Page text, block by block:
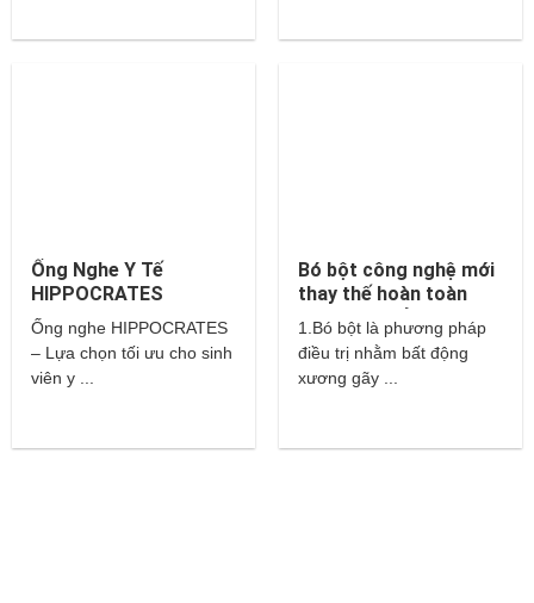
Ống Nghe Y Tế
HIPPOCRATES
Ống nghe HIPPOCRATES
– Lựa chọn tối ưu cho sinh
viên y ...
Bó bột công nghệ mới
thay thế hoàn toàn
cho bột thuỷ tinh và
thạch cao?
1.Bó bột là phương pháp
điều trị nhằm bất động
xương gãy ...